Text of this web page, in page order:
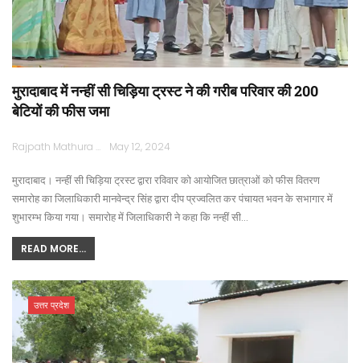
मुरादाबाद में नन्हीं सी चिड़िया ट्रस्ट ने की गरीब परिवार की 200
बेटियों की फीस जमा
Rajpath Mathura May 12, 2024
मुरादाबाद। नन्हीं सी चिड़िया ट्रस्ट द्वारा रविवार को आयोजित छात्राओं को फीस वितरण
समारोह का जिलाधिकारी ​मानवेन्द्र सिंह द्वारा दीप प्रज्वलित कर पंचायत भवन के सभागार में
शुभारम्भ किया गया। समारोह में जिलाधिकारी ने कहा कि नन्हीं सी…
READ MORE...
उत्तर प्रदेश